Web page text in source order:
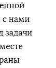
с нами
задачи